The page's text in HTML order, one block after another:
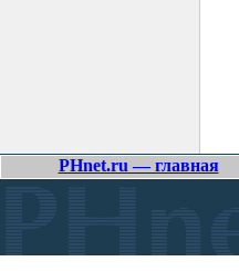
PHnet.ru — главная